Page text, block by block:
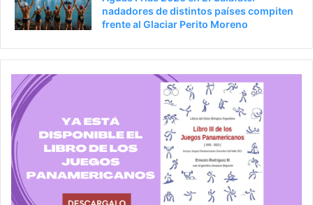
nadadores de distintos países compiten
frente al Glaciar Perito Moreno